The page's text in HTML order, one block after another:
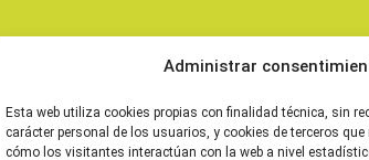
Administrar
Esta web utiliza cookies propias con finalidad técnica, sin
carácter personal de los usuarios, y cookies de terceros
cómo los visitantes interactúan con la web a nivel